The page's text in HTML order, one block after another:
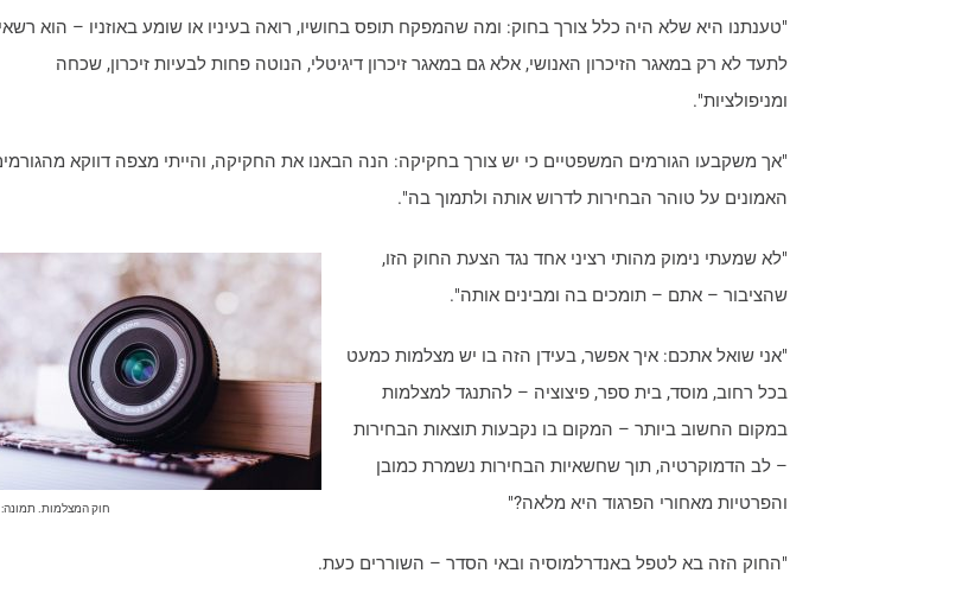
"טענתנו היא שלא היה כלל צורך בחוק: ומה שהמפקח תופס בחושיו, רואה בעיניו או שומע באוזניו – הוא רשאי
לתעד לא רק במאגר הזיכרון האנושי, אלא גם במאגר זיכרון דיגיטלי, הנוטה פחות לבעיות זיכרון, שכחה
ומניפולציות".
"אך משקבעו הגורמים המשפטיים כי יש צורך בחקיקה: הנה הבאנו את החקיקה, והייתי מצפה דווקא
האמונים על טוהר הבחירות לדרוש אותה ולתמוך בה".
חוק המצלמות. תמונה: pexels
"לא שמעתי נימוק מהותי רציני אחד נגד הצעת החוק הזו,
שהציבור – אתם – תומכים בה ומבינים אותה".
"אני שואל אתכם: איך אפשר, בעידן הזה בו יש מצלמות כמעט
בכל רחוב, מוסד, בית ספר, פיצוציה – להתנגד למצלמות
במקום החשוב ביותר – המקום בו נקבעות תוצאות הבחירות
– לב הדמוקרטיה, תוך שחשאיות הבחירות נשמרת כמובן
והפרטיות מאחורי הפרגוד היא מלאה?"
"החוק הזה בא לטפל באנדרלמוסיה ובאי הסדר – השוררים כעת.